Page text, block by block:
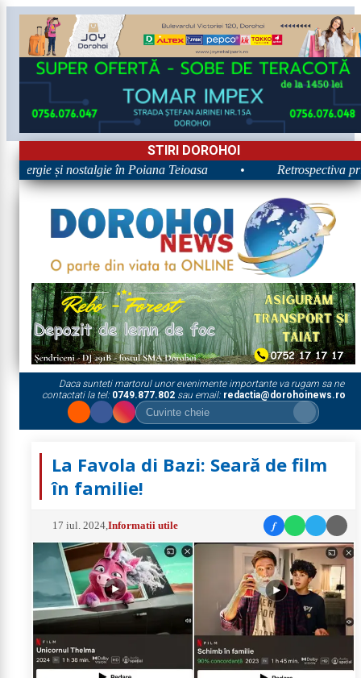
STIRI DOROHOI
și nostalgie în Poiana Teioasa Retrospectiva
Daca sunteti martorul unor evenimente importante va rugam sa ne
contactati la tel: 0749.877.802sau email: redactia@dorohoinews.ro
La Favola di Bazi: Seară de film
în familie!
17 iul. 2024 ,Informatii utile f